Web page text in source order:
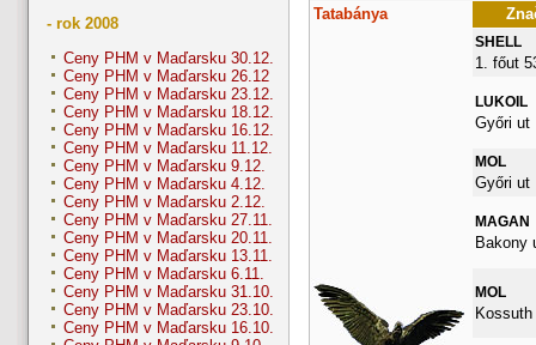
- rok 2008
Ceny PHM v Maďarsku 30.12.
Ceny PHM v Maďarsku 26.12
Ceny PHM v Maďarsku 23.12.
Ceny PHM v Maďarsku 18.12.
Ceny PHM v Maďarsku 16.12.
Ceny PHM v Maďarsku 11.12.
Ceny PHM v Maďarsku 9.12.
Ceny PHM v Maďarsku 4.12.
Ceny PHM v Maďarsku 2.12.
Ceny PHM v Maďarsku 27.11.
Ceny PHM v Maďarsku 20.11.
Ceny PHM v Maďarsku 13.11.
Ceny PHM v Maďarsku 6.11.
Ceny PHM v Maďarsku 31.10.
Ceny PHM v Maďarsku 23.10.
Ceny PHM v Maďarsku 16.10.
Tatabánya
SHELL
1. főut
LUKOIL
Győri ut
MOL
Győri ut
MAGAN
Bakony
MOL